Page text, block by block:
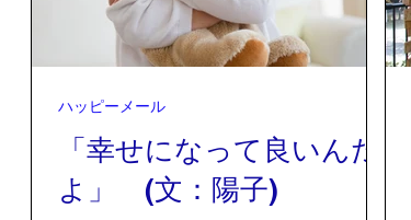
していいか分からない闇バイトの受刑者に、刑
務官が頭を抱えていました。 「前は暴力や態
度で刃向かってきたのに、闇バイトの子は一体
正直分からない。」刑務官のリーダーが半笑い
わって、今度
「幸せになって良いんだ
よ」 (文：陽子)
ハッピーメール